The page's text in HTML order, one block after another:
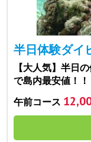
半日体験ダイ
【大人気】半日
で島内最安値！！
午前コース